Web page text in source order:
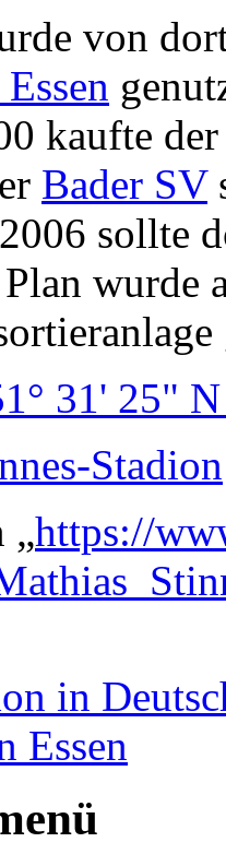
von
kaufte
Bader SV
sollte
31' 25"
Stadion
„https://
in
Essen